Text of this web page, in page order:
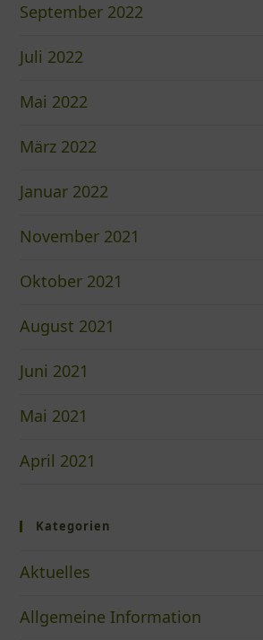
September 2022
Juli 2022
Mai 2022
März 2022
Januar 2022
November 2021
Oktober 2021
August 2021
Juni 2021
Mai 2021
April 2021
Kategorien
Aktuelles
Allgemeine Information